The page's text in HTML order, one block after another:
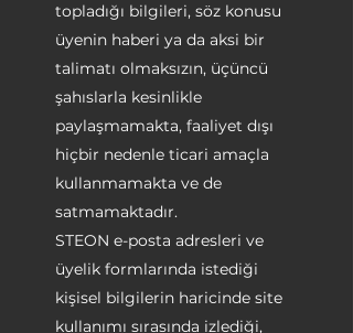
topladığı bilgileri, söz konusu
üyenin haberi ya da aksi bir
talimatı olmaksızın, üçüncü
şahıslarla kesinlikle
paylaşmamakta, faaliyet dışı
hiçbir nedenle ticari amaçla
kullanmamakta ve de
satmamaktadır.
STEON e-posta adresleri ve
üyelik formlarında istediği
kişisel bilgilerin haricinde site
kullanımı sırasında izlediği,